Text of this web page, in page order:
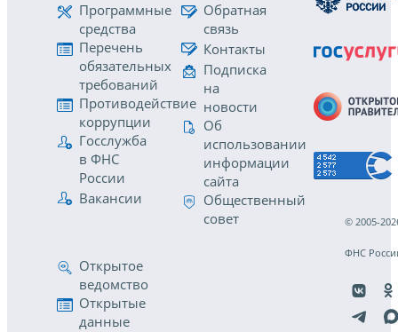
Программные
средства
Перечень
обязательных
требований
Противодействие
коррупции
Госслужба
в ФНС
России
Вакансии
Обратная
связь
Контакты
Подписка
на
новости
Об
использовании
информации
сайта
Общественный
совет
Открытое
ведомство
Открытые
данные
© 2005-
ФНС